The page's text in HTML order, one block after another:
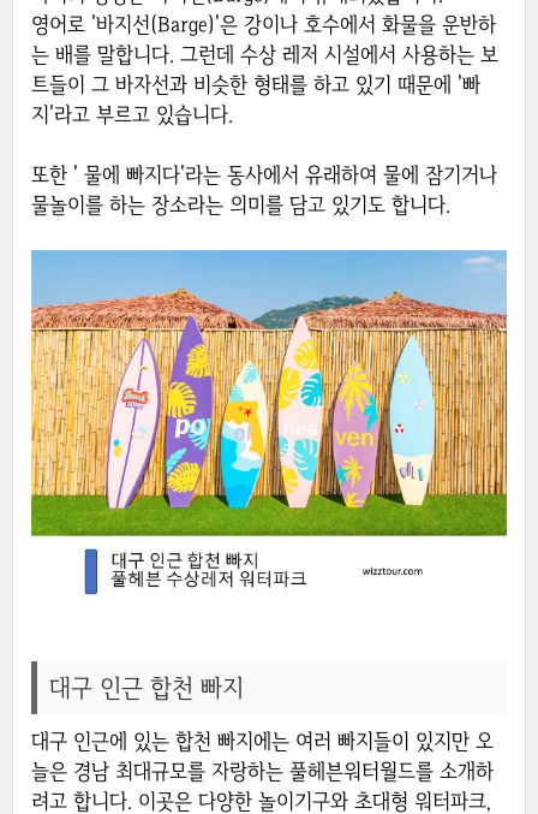
영어로 '바지선(Barge)'은 강이나 호수에서 화물을 운반하
는 배를 말합니다. 그런데 수상 레저 시설에서 사용하는 보
트들이 그 바자선과 비슷한 형태를 하고 있기 때문에 '빠
지'라고 부르고 있습니다.
또한 ' 물에 빠지다'라는 동사에서 유래하여 물에 잠기거나
물놀이를 하는 장소라는 의미를 담고 있기도 합니다.
대구 인근 합천 빠지
대구 인근에 있는 합천 빠지에는 여러 빠지들이 있지만 오
늘은 경남 최대규모를 자랑하는 풀헤븐워터월드를 소개하
려고 합니다. 이곳은 다양한 놀이기구와 초대형 워터파크,